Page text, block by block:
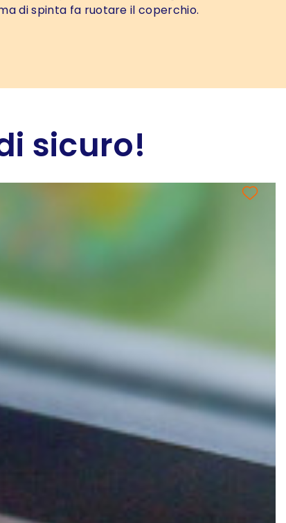
di spinta fa ruotare il coperchio.
sicuro!